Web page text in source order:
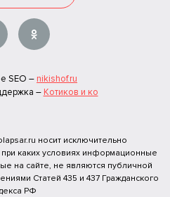
SEO – nikishof.ru
– Котиков и ко
носит исключительно
каких условиях информационные
на сайте, не являются публичной
Статей 435 и 437 Гражданского
РФ